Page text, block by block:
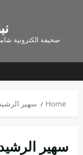
صحيفة الكترونية
Home سهير
سهير